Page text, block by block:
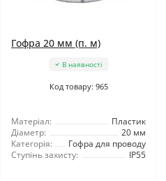
Гофра 20 мм (п. м)
В наявності
Код товару: 965
Матеріал:
Пластик
Діаметр:
20 мм
Категорія:
Гофра для проводу
Ступінь захисту:
IP55